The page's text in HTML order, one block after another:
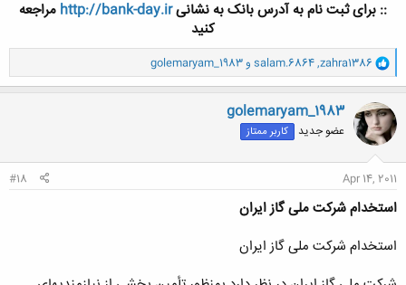
:: برای ثبت نام به آدرس بانک به نشانیhttp://bank-day.ir مراجعه
کنید
و
ا
ک
ن
ش
ه
ا
zahra1386
,
salam.6864 وgolemaryam_1983
golemaryam_1983
عضو جدید کاربر ممتاز
Apr 14, 2011
#18
استخدام شرکت ملی گاز ایران
استخدام شرکت ملی گاز ایران